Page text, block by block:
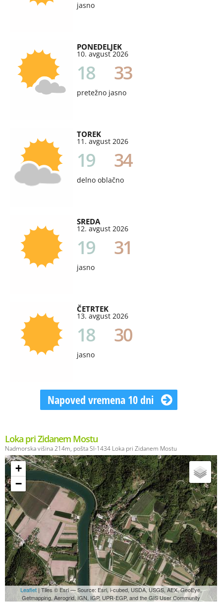
jasno
PONEDELJEK
10. avgust 2026
18 33
pretežno jasno
TOREK
11. avgust 2026
19 34
delno oblačno
SREDA
12. avgust 2026
19 31
jasno
ČETRTEK
13. avgust 2026
18 30
jasno
Napoved vremena 10 dni
Loka pri Zidanem Mostu
Nadmorska višina 214m, pošta SI-1434 Loka pri Zidanem Mostu
+
−
Leaflet | Tiles © Esri — Source: Esri, i-cubed, USDA, USGS, AEX, GeoEye,
Getmapping, Aerogrid, IGN, IGP, UPR-EGP, and the GIS User Community